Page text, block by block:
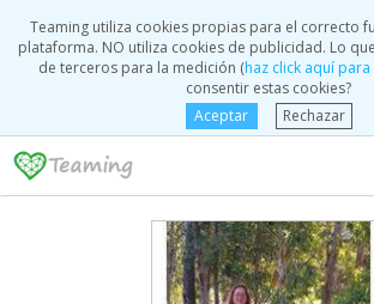
Teaming utiliza cookies propias para el correcto
plataforma. NO utiliza cookies de publicidad. Lo
de terceros para la medición (haz click aquí
consentir estas cookies?
Aceptar
Rechazar